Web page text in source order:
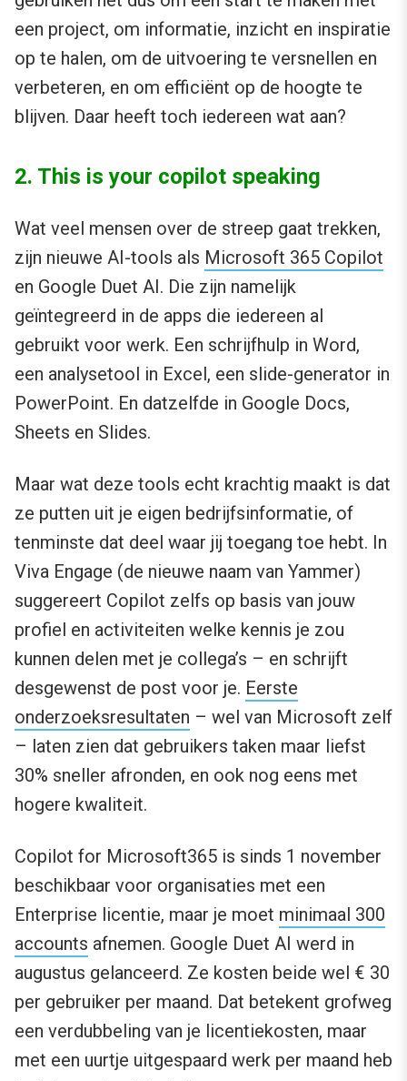
een project, om informatie, inzicht en inspiratie
op te halen, om de uitvoering te versnellen en
verbeteren, en om efficiënt op de hoogte te
blijven. Daar heeft toch iedereen wat aan?
2. This is your copilot speaking
Wat veel mensen over de streep gaat trekken,
zijn nieuwe AI-tools als Microsoft 365 Copilot
en Google Duet AI. Die zijn namelijk
geïntegreerd in de apps die iedereen al
gebruikt voor werk. Een schrijfhulp in Word,
een analysetool in Excel, een slide-generator in
PowerPoint. En datzelfde in Google Docs,
Sheets en Slides.
Maar wat deze tools echt krachtig maakt is dat
ze putten uit je eigen bedrijfsinformatie, of
tenminste dat deel waar jij toegang toe hebt. In
Viva Engage (de nieuwe naam van Yammer)
suggereert Copilot zelfs op basis van jouw
profiel en activiteiten welke kennis je zou
kunnen delen met je collega’s – en schrijft
desgewenst de post voor je. Eerste
onderzoeksresultaten – wel van Microsoft zelf
– laten zien dat gebruikers taken maar liefst
30% sneller afronden, en ook nog eens met
hogere kwaliteit.
Copilot for Microsoft365 is sinds 1 november
beschikbaar voor organisaties met een
Enterprise licentie, maar je moet minimaal 300
accounts afnemen. Google Duet AI werd in
augustus gelanceerd. Ze kosten beide wel € 30
per gebruiker per maand. Dat betekent grofweg
een verdubbeling van je licentiekosten, maar
met een uurtje uitgespaard werk per maand heb